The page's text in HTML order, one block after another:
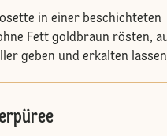
in einer beschichteten
Fett goldbraun rösten,
geben und erkalten